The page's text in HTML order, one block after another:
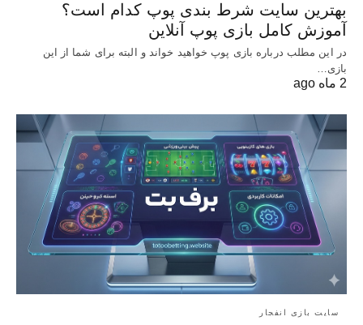
بهترین سایت شرط بندی پوپ کدام است؟
آموزش کامل بازی پوپ آنلاین
در این مطلب درباره بازی پوپ خواهید خواند و البته برای شما از این
بازی…
2 ماه ago
سایت بازی انفجار